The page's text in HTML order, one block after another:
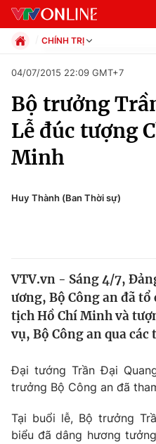
Chuyên mục
Chính trị
Thế giới
Tin tức
Câu chuyện quốc tế
Kinh tế
Tài chính
Góc doanh nghiệp
Dữ liệu và đời sống
Truyền hình
CHÍNH TRỊ
Xã hội
Pháp luật
Thể thao
Truyền hình
04/07/2015 22:09 GMT+7
Bộ trưởng
Lễ đúc tượng
Minh
Huy Thành (Ban Thời sự)
VTV.vn - Sáng 4/7,
ương, Bộ Công an đã tổ
tịch Hồ Chí Minh và
vụ, Bộ Công an qua
Đại tướng Trần Đại
trưởng Bộ Công an đã
Tại buổi lễ, Bộ trưởng
biểu đã dâng hương